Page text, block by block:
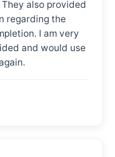
also provided
regarding the
I am very
and would use